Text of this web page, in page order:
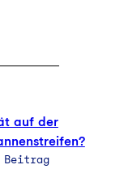
auf der
Beitrag